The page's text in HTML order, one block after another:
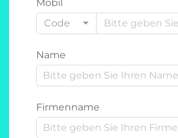
Mobil
Code
Name
Firmenname